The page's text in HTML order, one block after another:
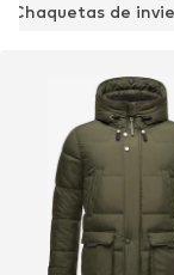
Chaquetas de